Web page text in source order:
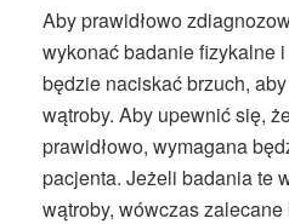
Aby prawidłowo
wykonać badanie fizykalne
będzie naciskać brzuch,
wątroby. Aby upewnić się,
prawidłowo, wymagana
pacjenta. Jeżeli badania te
wątroby, wówczas